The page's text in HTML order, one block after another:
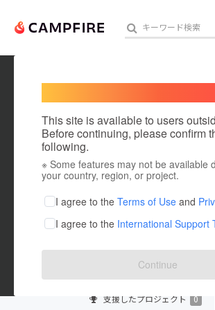
人気のプロジェ
アート・写真
テクノロジー
映像・映画
ビジネス・起
まちづくり
This site is available to users
Before continuing, please confirm
following.
※ Some features may not be available
your country, region, or project.
I agree to the Terms of Use and
I agree to the International Support
Continue
支援したプロジェクト 0